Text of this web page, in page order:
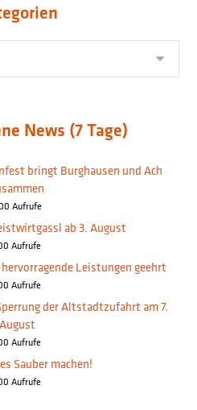
News (7 Tage)
bringt Burghausen und Ach
Aufrufe
ab 3. August
Aufrufe
Leistungen geehrt
Aufrufe
der Altstadtzufahrt am 7.
August
Aufrufe
Sauber machen!
Aufrufe